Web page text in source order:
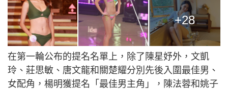
+28
在第一輪公布的提名名單上，除了陳星妤外，文凱
玲、莊思敏、唐文龍和關楚耀分別先後入圍最佳男、
女配角，楊明獲提名「最佳男主角」，陳法蓉和姚子